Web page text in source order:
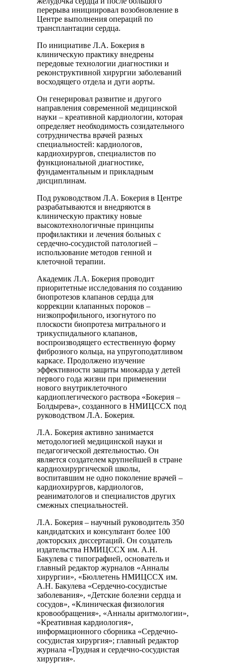
перерыва инициировал возобновление в
Центре выполнения операций по
трансплантации сердца.
По инициативе Л.А. Бокерия в
клиническую практику внедрены
передовые технологии диагностики и
реконструктивной хирургии заболеваний
восходящего отдела и дуги аорты.
Он генерировал развитие и другого
направления современной медицинской
науки – креативной кардиологии, которая
определяет необходимость созидательного
сотрудничества врачей разных
специальностей: кардиологов,
кардиохирургов, специалистов по
функциональной диагностике,
фундаментальным и прикладным
дисциплинам.
Под руководством Л.А. Бокерия в Центре
разрабатываются и внедряются в
клиническую практику новые
высокотехнологичные принципы
профилактики и лечения больных с
сердечно-сосудистой патологией –
использование методов генной и
клеточной терапии.
Академик Л.А. Бокерия проводит
приоритетные исследования по созданию
биопротезов клапанов сердца для
коррекции клапанных пороков –
низкопрофильного, изогнутого по
плоскости биопротеза митрального и
трикуспидального клапанов,
воспроизводящего естественную форму
фиброзного кольца, на упругоподатливом
каркасе. Продолжено изучение
эффективности защиты миокарда у детей
первого года жизни при применении
нового внутриклеточного
кардиоплегического раствора «Бокерия –
Болдырева», созданного в НМИЦССХ под
руководством Л.А. Бокерия.
Л.А. Бокерия активно занимается
методологией медицинской науки и
педагогической деятельностью. Он
является создателем крупнейшей в стране
кардиохирургической школы,
воспитавшим не одно поколение врачей –
кардиохирургов, кардиологов,
реаниматологов и специалистов других
смежных специальностей.
Л.А. Бокерия – научный руководитель 350
кандидатских и консультант более 100
докторских диссертаций. Он создатель
издательства НМИЦССХ им. А.Н.
Бакулева с типографией, основатель и
главный редактор журналов «Анналы
хирургии», «Бюллетень НМИЦССХ им.
А.Н. Бакулева «Сердечно-сосудистые
заболевания», «Детские болезни сердца и
сосудов», «Клиническая физиология
кровообращения», «Анналы аритмологии»,
«Креативная кардиология»,
информационного сборника «Сердечно-
сосудистая хирургия»; главный редактор
журнала «Грудная и сердечно-сосудистая
хирургия».